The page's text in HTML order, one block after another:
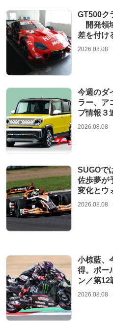
GT500ク
開発領
差を付け
2026.08.08
今週のダ
ラー、ア
プ情報３
2026.08.08
SUGOで
佐歩夢が
変化とウ
2026.08.08
小椋藍、
得。ポー
ン／第12
2026.08.08